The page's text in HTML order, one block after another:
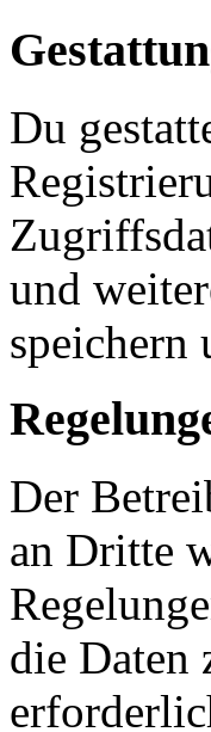
Du
und
speichern
Der
an Dritte
die Daten